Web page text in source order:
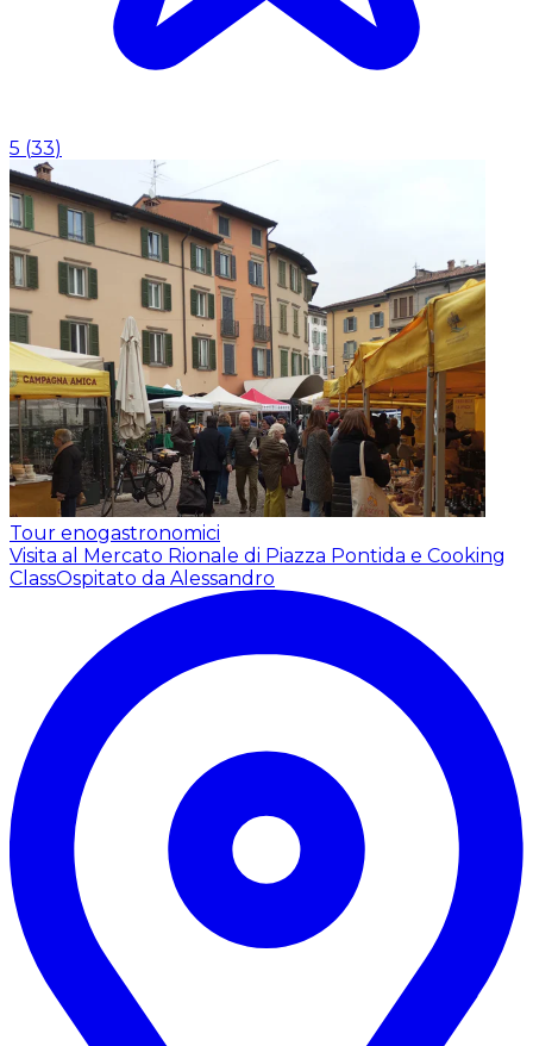
5 (33)
Tour enogastronomici
Visita al Mercato Rionale di Piazza Pontida e Cooking
ClassOspitato da Alessandro